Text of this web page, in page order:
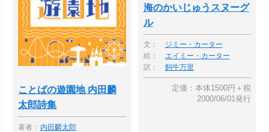
ことばの遊園地 内田麟
太郎詩集
著者： 内田麟太郎
海のかいじゅうスヌーグ
ル
文：
ジミー・カーター
絵：
エイミー・カーター
訳：
飼牛万里
定価：本体1500円＋税
2000/06/01発行